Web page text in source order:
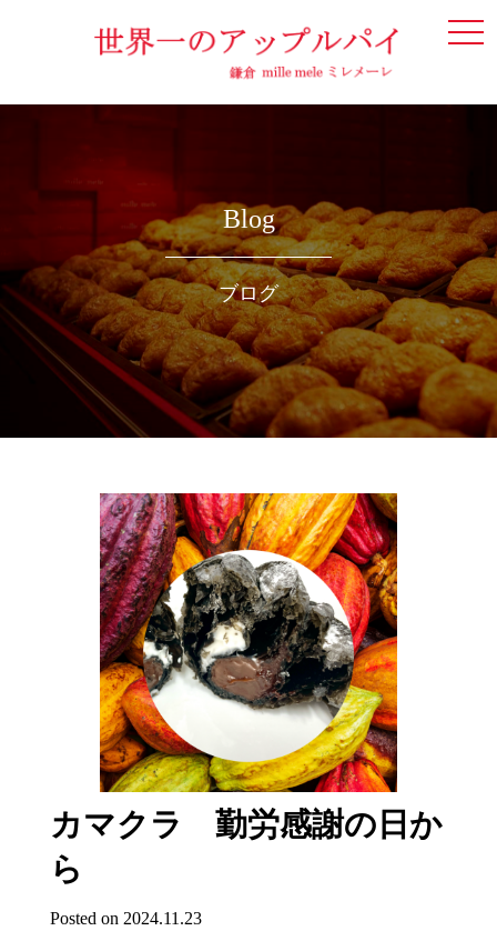
Blog
ブログ
カマクラ 勤労感謝の日か
ら
Posted on 2024.11.23